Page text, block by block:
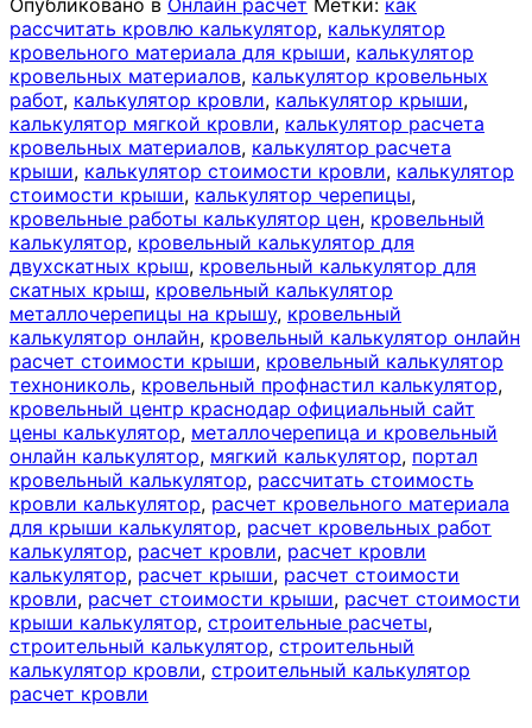
Опубликовано в Онлайн расчет Метки: как
рассчитать кровлю калькулятор, калькулятор
кровельного материала для крыши, калькулятор
кровельных материалов, калькулятор кровельных
работ, калькулятор кровли, калькулятор крыши,
калькулятор мягкой кровли, калькулятор расчета
кровельных материалов, калькулятор расчета
крыши, калькулятор стоимости кровли, калькулятор
стоимости крыши, калькулятор черепицы,
кровельные работы калькулятор цен, кровельный
калькулятор, кровельный калькулятор для
двухскатных крыш, кровельный калькулятор для
скатных крыш, кровельный калькулятор
металлочерепицы на крышу, кровельный
калькулятор онлайн, кровельный калькулятор онлайн
расчет стоимости крыши, кровельный калькулятор
технониколь, кровельный профнастил калькулятор,
кровельный центр краснодар официальный сайт
цены калькулятор, металлочерепица и кровельный
онлайн калькулятор, мягкий калькулятор, портал
кровельный калькулятор, рассчитать стоимость
кровли калькулятор, расчет кровельного материала
для крыши калькулятор, расчет кровельных работ
калькулятор, расчет кровли, расчет кровли
калькулятор, расчет крыши, расчет стоимости
кровли, расчет стоимости крыши, расчет стоимости
крыши калькулятор, строительные расчеты,
строительный калькулятор, строительный
калькулятор кровли, строительный калькулятор
расчет кровли